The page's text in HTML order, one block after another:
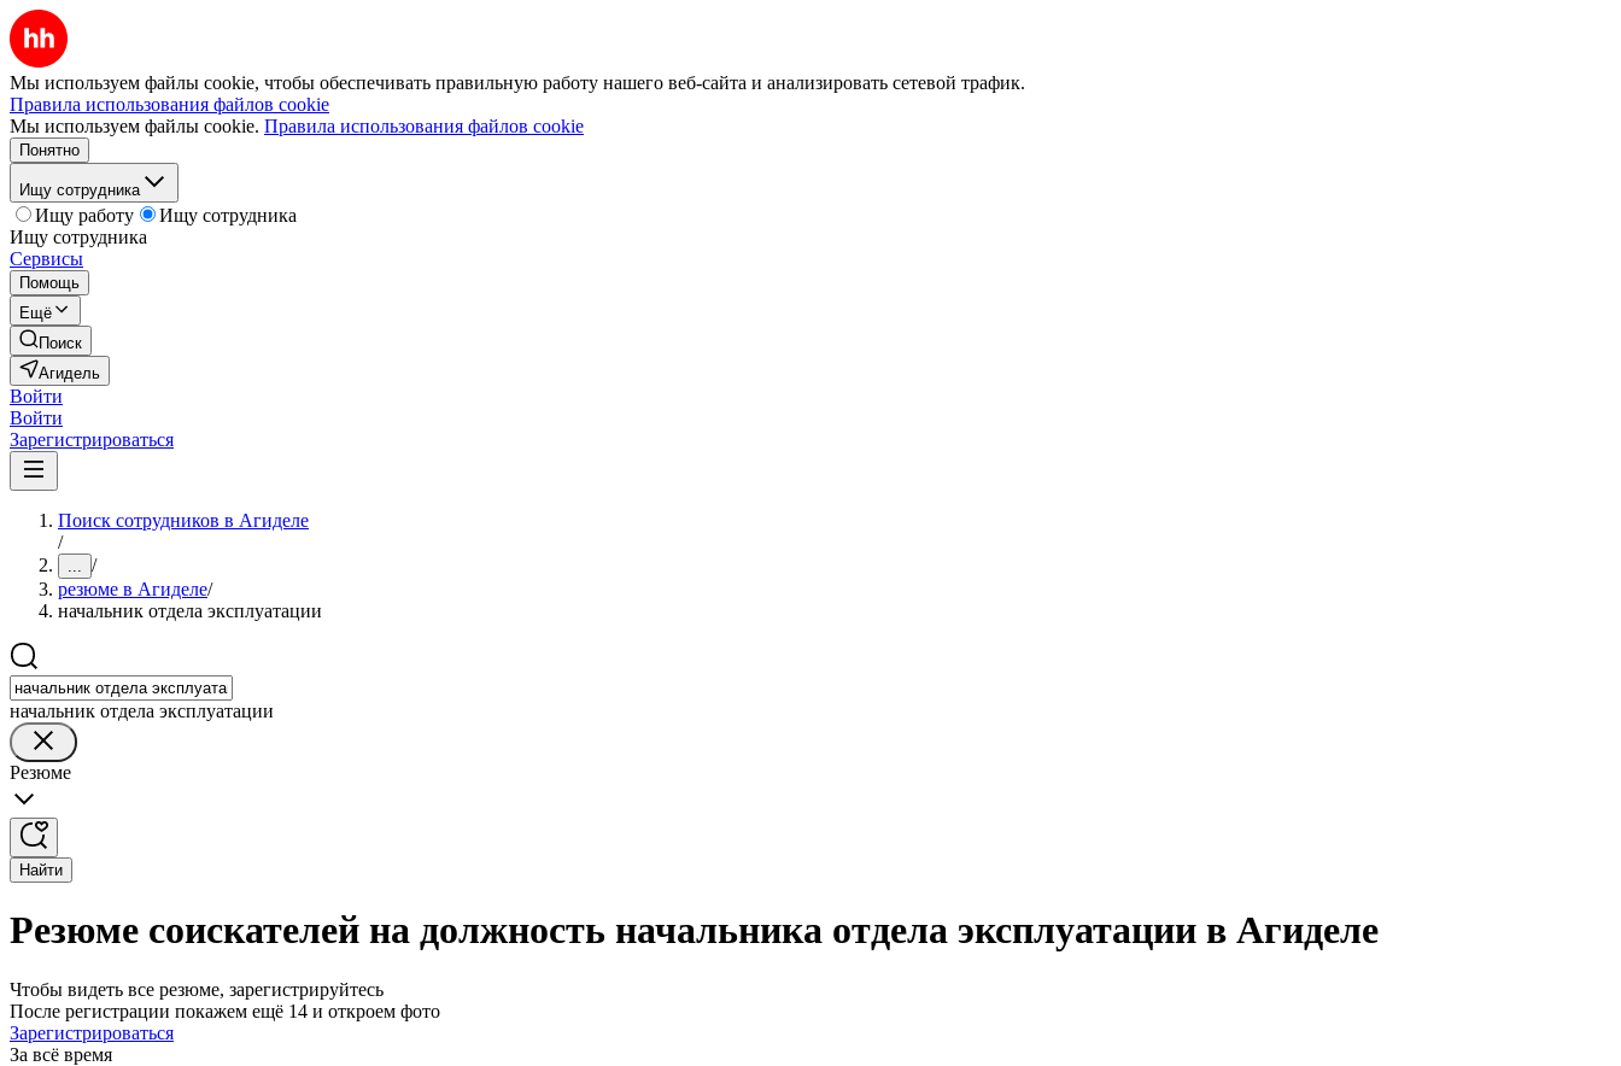
Мы используем файлы cookie, чтобы обеспечивать правильную работу нашего веб-сайта и анализировать сетевой трафик.
Правила использования файлов cookie
Мы используем файлы cookie. Правила использования файлов cookie
Понятно
Ищу сотрудника
Ищу работу
Ищу сотрудника
Ищу сотрудника
Сервисы
Помощь
Ещё
Поиск
Агидель
Войти
Войти
Зарегистрироваться
Поиск сотрудников в Агиделе
/
... /
резюме в Агиделе/
начальник отдела эксплуатации
начальник отдела эксплуатации
Резюме
Найти
Резюме соискателей на должность начальника отдела эксплуатации в Агиделе
Чтобы видеть все резюме, зарегистрируйтесь
После регистрации покажем ещё 14 и откроем фото
Зарегистрироваться
За всё время